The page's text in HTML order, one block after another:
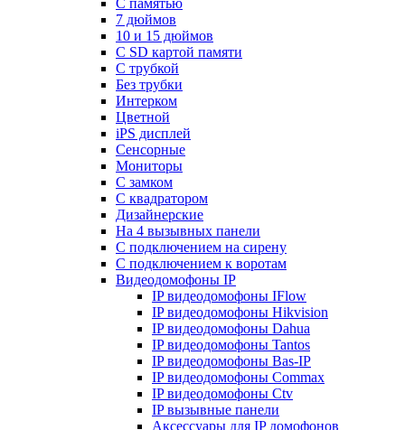
C памятью
7 дюймов
10 и 15 дюймов
С SD картой памяти
С трубкой
Без трубки
Интерком
Цветной
iPS дисплей
Сенсорные
Мониторы
С замком
C квадратором
Дизайнерские
На 4 вызывных панели
С подключением на сирену
С подключением к воротам
Видеодомофоны IP
IP видеодомофоны IFlow
IP видеодомофоны Hikvision
IP видеодомофоны Dahua
IP видеодомофоны Tantos
IP видеодомофоны Bas-IP
IP видеодомофоны Commax
IP видеодомофоны Ctv
IP вызывные панели
Аксессуары для IP домофонов